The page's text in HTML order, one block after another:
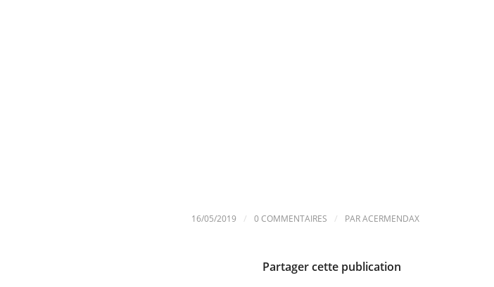
16/05/2019 / 0 COMMENTAIRES / PARACERMENDAX
Partager cette publication